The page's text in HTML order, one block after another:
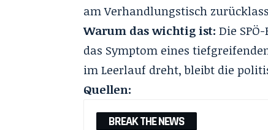
am Verhandlungstisch
Warum das wichtig ist: Die
das Symptom eines
im Leerlauf dreht, bleibt die
Quellen:
BREAK THE NEWS